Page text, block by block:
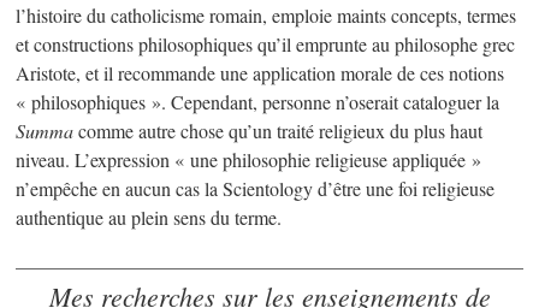
l’histoire du catholicisme romain, emploie maints concepts, termes
et constructions philosophiques qu’il emprunte au philosophe grec
Aristote, et il recommande une application morale de ces notions
« philosophiques ». Cependant, personne n’oserait cataloguer la
Summacomme autre chose qu’un traité religieux du plus haut
niveau. L’expression « une philosophie religieuse appliquée »
n’empêche en aucun cas la Scientology d’être une foi religieuse
authentique au plein sens du terme.
Mes recherches sur les enseignements de